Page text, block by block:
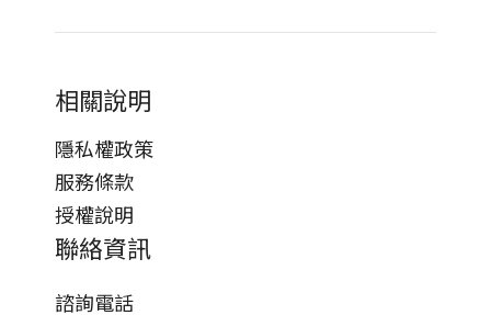
相關說明
隱私權政策
服務條款
授權說明
聯絡資訊
諮詢電話